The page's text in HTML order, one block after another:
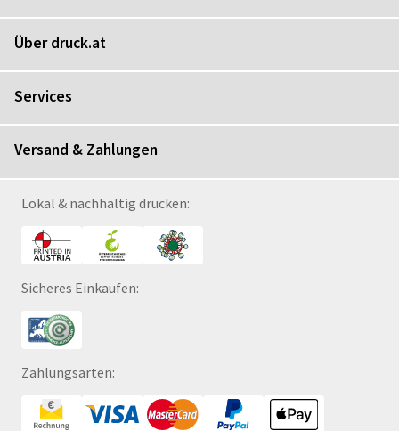
Über druck.at
Services
Versand & Zahlungen
Lokal & nachhaltig drucken:
Sicheres Einkaufen:
Zahlungsarten: